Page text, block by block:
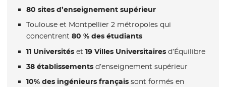
80 sites d’enseignement supérieur
Toulouse et Montpellier 2 métropoles qui
concentrent 80 % des étudiants
11 Universitéset 19 Villes Universitairesd’Équilibre
38 établissementsd’enseignement supérieur
10% des ingénieurs français sont formés en